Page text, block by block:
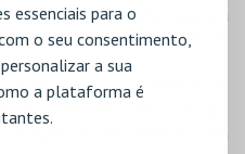
essenciais para o
o seu consentimento,
a sua
a plataforma é
assim como as oficinas para
no último sábado de
(oficinas e sessões de
da Cinemateca (em Lisboa) e
em Movimento - em